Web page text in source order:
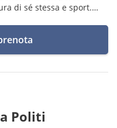
di sé stessa e sport.
Politi